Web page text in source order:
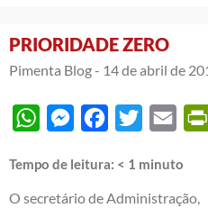
PRIORIDADE ZERO
Pimenta Blog - 14 de abril de
WhatsAppMessengerFacebook
Twitter Email
Tempo de leitura: < 1 minuto
O secretário de Administração,